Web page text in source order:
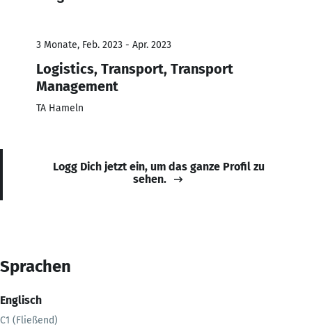
3 Monate, Feb. 2023 - Apr. 2023
Logistics, Transport, Transport
Management
TA Hameln
Logg Dich jetzt ein, um das ganze Profil zu
sehen.
Sprachen
Englisch
C1 (Fließend)